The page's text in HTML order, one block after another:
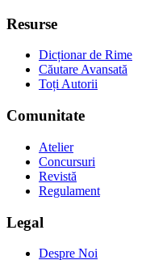
Resurse
Dicționar de Rime
Căutare Avansată
Toți Autorii
Comunitate
Atelier
Concursuri
Revistă
Regulament
Legal
Despre Noi